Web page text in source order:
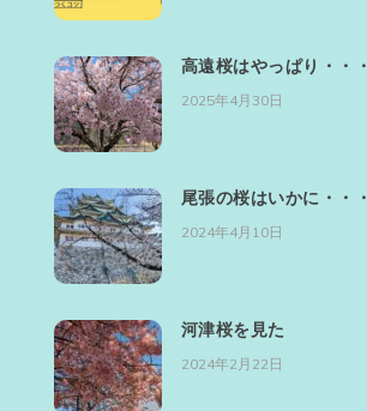
高遠桜はやっぱり・・・
2025年4月30日
尾張の桜はいかに・・・
2024年4月10日
河津桜を見た
2024年2月22日